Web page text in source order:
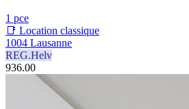
1 pce
📑 Location classique
1004 Lausanne
REG.Helv
936.00